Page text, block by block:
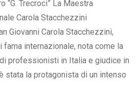
“G. Trecroci” La Maestra
Carola Stacchezzini
Giovanni Carola Stacchezzini,
internazionale, nota come la
professionisti in Italia e giudice in
stata la protagonista di un intenso